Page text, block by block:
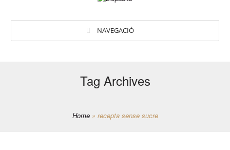
NAVEGACIÓ
Tag Archives
Home » recepta sense sucre